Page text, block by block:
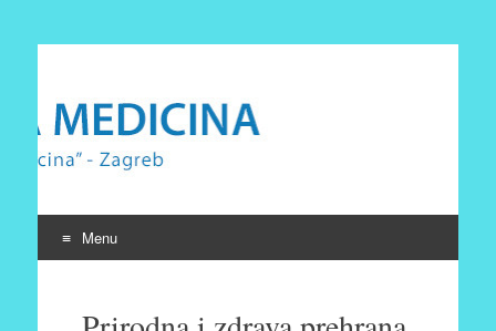
Prirodna medicina
Udruga Prirodna medicina Zagreb
Menu
content